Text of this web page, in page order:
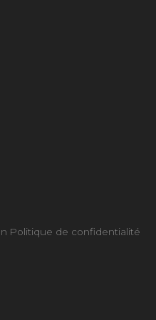
Politique de confidentialité